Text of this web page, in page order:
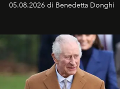
05.08.2026 di Benedetta Donghi